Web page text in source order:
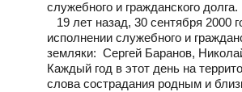
служебного и гражданского долга.
19 лет назад, 30 сентября 2000
исполнении служебного и
земляки: Сергей Баранов,
Каждый год в этот день на
слова сострадания родным и